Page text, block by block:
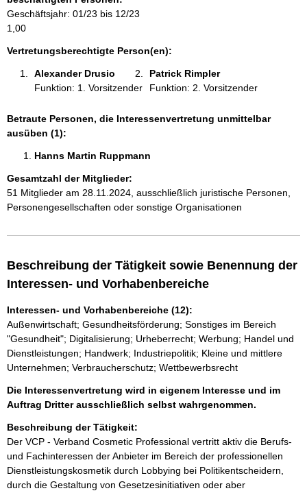
m
a
t
i
:
Geschäftsjahr: 01/23 bis 12/23
1,00
Vertretungsberechtigte Person(en):
Alexander Drusio
Funktion: 1. Vorsitzender
Patrick Rimpler
Funktion: 2. Vorsitzender
Betraute Personen, die Interessenvertretung unmittelbar
ausüben (1):
Hanns Martin Ruppmann
Gesamtzahl der Mitglieder:
51 Mitglieder am 28.11.2024, ausschließlich juristische Personen,
Personengesellschaften oder sonstige Organisationen
Beschreibung der Tätigkeit sowie Benennung der
Interessen- und Vorhabenbereiche
Interessen- und Vorhabenbereiche (12):
Außenwirtschaft; Gesundheitsförderung; Sonstiges im Bereich
"Gesundheit"; Digitalisierung; Urheberrecht; Werbung; Handel und
Dienstleistungen; Handwerk; Industriepolitik; Kleine und mittlere
Unternehmen; Verbraucherschutz; Wettbewerbsrecht
Die Interessenvertretung wird in eigenem Interesse und im
Auftrag Dritter ausschließlich selbst wahrgenommen.
Beschreibung der Tätigkeit:
Der VCP - Verband Cosmetic Professional vertritt aktiv die Berufs-
und Fachinteressen der Anbieter im Bereich der professionellen
Dienstleistungskosmetik durch Lobbying bei Politikentscheidern,
durch die Gestaltung von Gesetzesinitiativen oder aber